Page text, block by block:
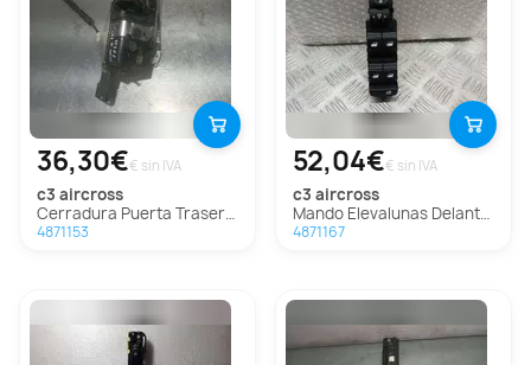
36,30€€ sin IVA
c3 aircross
Cerradura Puerta Trasera Derecha Para Citroen C3 Aircross
4871153
52,04€€ sin IVA
c3 aircross
Mando Elevalunas Delantero Izquierdo Para Citroen C3 Aircross
4871167